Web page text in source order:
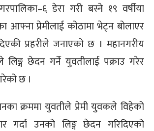
डेरा गरी बस्ने १९ वर्षीया
आफ्ना प्रेमीलाई कोठामा भेट्न बोलाएर
प्रहरीले जनाएको छ । महानगरीय
लिङ्ग छेदन गर्ने युवतीलाई पक्राउ गरेर
छ ।
क्रममा युवतीले प्रेमी युवकले विहेको
गर्दा उनको लिङ्ग छेदन गरिदिएको